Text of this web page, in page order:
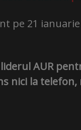
pe 21
AUR
nici la